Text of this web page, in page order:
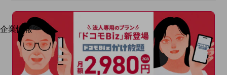
別ウィンドウで開きます
企業情報
企業情報TOP
会社案内
会社案内TOP